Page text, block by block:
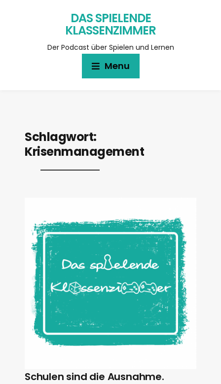
DAS SPIELENDE
KLASSENZIMMER
Der Podcast über Spielen und Lernen
Menu
Schlagwort:
Krisenmanagement
Schulen sind die Ausnahme.